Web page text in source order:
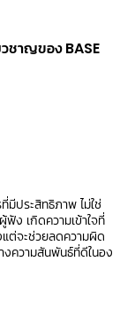
าญของ BASE
ระสิทธิภาพ ไม่ใช่
ง เกิดความเข้าใจที่
จะช่วยลดความผิด
งความสันพันธ์ที่ดีในอง